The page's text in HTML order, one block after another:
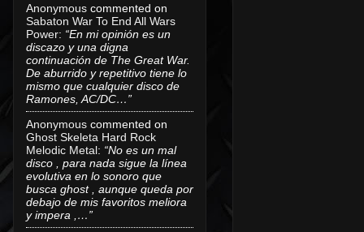
Anonymous commented on
Sabaton War To End All Wars
Power: “En mi opinión es un
discazo y una digna
continuación de The Great War.
De aburrido y repetitivo tiene lo
mismo que cualquier disco de
Ramones, AC/DC…”
Anonymous commented on
Ghost Skeleta Hard Rock
Melodic Metal: “No es un mal
disco , para nada sigue la línea
evolutiva en lo sonoro que
busca ghost , aunque queda por
debajo de mis favoritos meliora
y impera ,…”